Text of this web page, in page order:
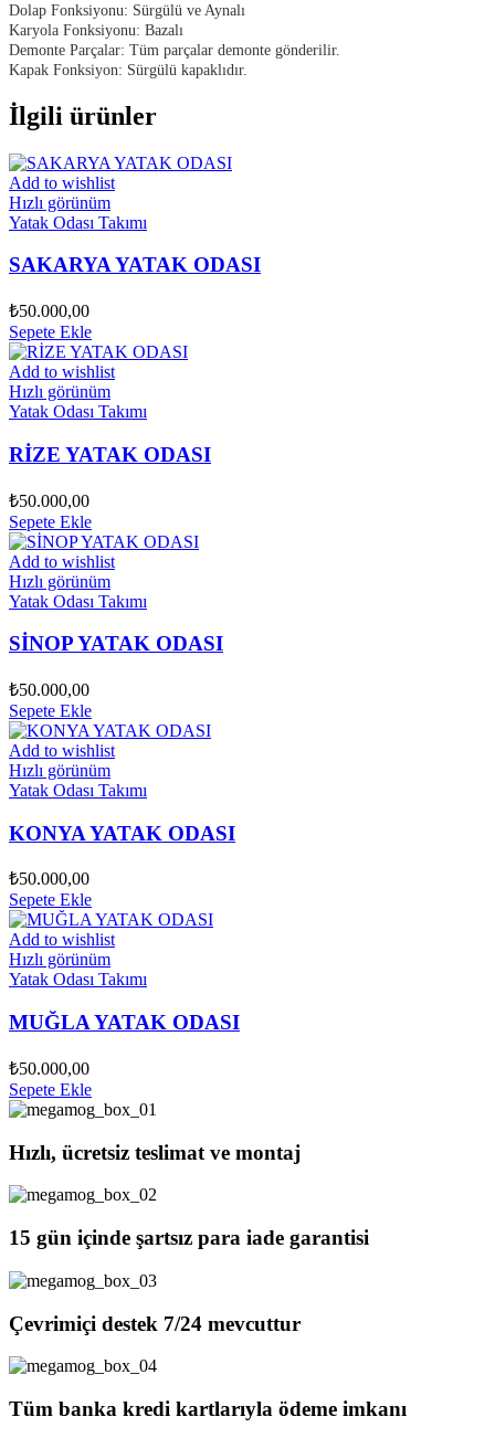
Dolap Fonksiyonu: Sürgülü ve Aynalı
Karyola Fonksiyonu: Bazalı
Demonte Parçalar: Tüm parçalar demonte gönderilir.
Kapak Fonksiyon: Sürgülü kapaklıdır.
İlgili ürünler
Add to wishlist
Hızlı görünüm
Yatak Odası Takımı
SAKARYA YATAK ODASI
₺50.000,00
Sepete Ekle
Add to wishlist
Hızlı görünüm
Yatak Odası Takımı
RİZE YATAK ODASI
₺50.000,00
Sepete Ekle
Add to wishlist
Hızlı görünüm
Yatak Odası Takımı
SİNOP YATAK ODASI
₺50.000,00
Sepete Ekle
Add to wishlist
Hızlı görünüm
Yatak Odası Takımı
KONYA YATAK ODASI
₺50.000,00
Sepete Ekle
Add to wishlist
Hızlı görünüm
Yatak Odası Takımı
MUĞLA YATAK ODASI
₺50.000,00
Sepete Ekle
Hızlı, ücretsiz teslimat ve montaj
15 gün içinde şartsız para iade garantisi
Çevrimiçi destek 7/24 mevcuttur
Tüm banka kredi kartlarıyla ödeme imkanı